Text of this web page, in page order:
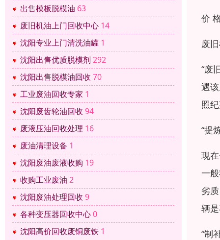
出售模板脱模油 63
废旧机油上门回收中心 14
沈阳专业上门清洗油罐 1
沈阳出售优质脱模剂 292
沈阳出售脱模油回收 70
工业废油回收专家 1
沈阳废齿轮油回收 94
废液压油回收处理 16
废油清理设备 1
沈阳废油废液收购 19
收购工业废油 2
沈阳废油处理回收 9
各种变压器回收中心0
沈阳高价回收废铜废铁 1
价
废
“废
遇
照
“提
现
一
劣
辆
“制